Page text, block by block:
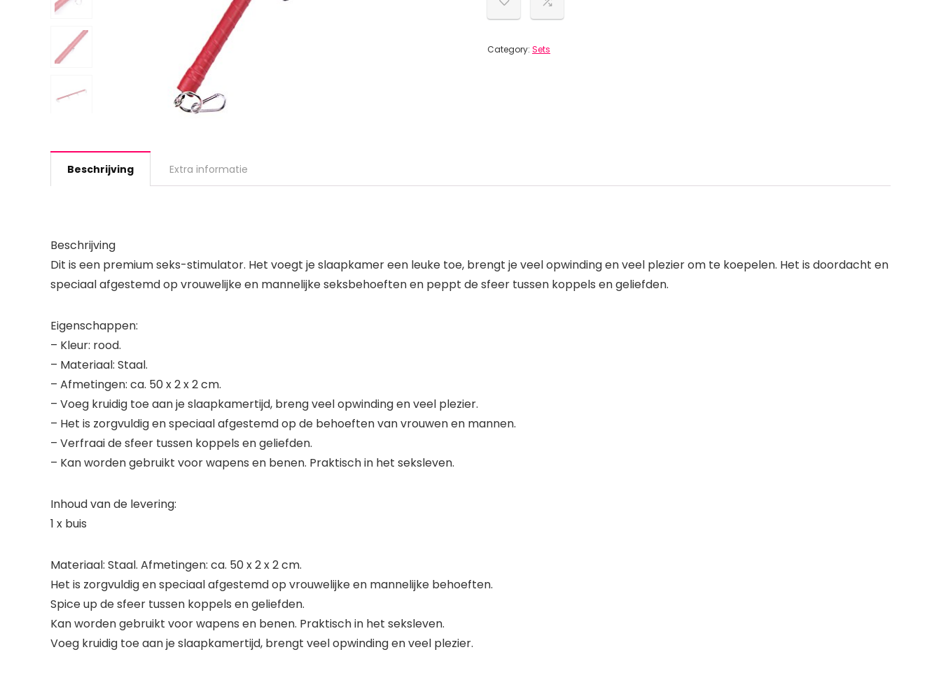
Category: Sets
Beschrijving Extra informatie
Beschrijving
Dit is een premium seks-stimulator. Het voegt je slaapkamer een leuke toe, brengt je veel opwinding en veel plezier om te koepelen. Het is doordacht en
speciaal afgestemd op vrouwelijke en mannelijke seksbehoeften en peppt de sfeer tussen koppels en geliefden.
Eigenschappen:
– Kleur: rood.
– Materiaal: Staal.
– Afmetingen: ca. 50 x 2 x 2 cm.
– Voeg kruidig toe aan je slaapkamertijd, breng veel opwinding en veel plezier.
– Het is zorgvuldig en speciaal afgestemd op de behoeften van vrouwen en mannen.
– Verfraai de sfeer tussen koppels en geliefden.
– Kan worden gebruikt voor wapens en benen. Praktisch in het seksleven.
Inhoud van de levering:
1 x buis
Materiaal: Staal. Afmetingen: ca. 50 x 2 x 2 cm.
Het is zorgvuldig en speciaal afgestemd op vrouwelijke en mannelijke behoeften.
Spice up de sfeer tussen koppels en geliefden.
Kan worden gebruikt voor wapens en benen. Praktisch in het seksleven.
Voeg kruidig toe aan je slaapkamertijd, brengt veel opwinding en veel plezier.